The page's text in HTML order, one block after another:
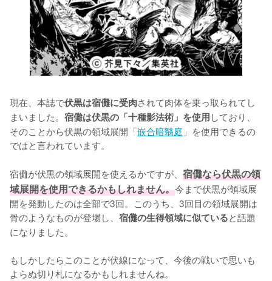
現在、本誌で伏黒は宿儺に受肉されて肉体を乗っ取られてし
まいました。 宿儺は伏黒の「十種影法術」を使用しており、
そのことから伏黒の領域展開「嵌合暗翳庭 」を使用できるの
ではと言われています。
宿儺が伏黒の領域展開を使えるかですが、 宿儺なら伏黒の領
域展開を使用できるかもしれません。今まで伏黒が領域展
開を発動したのは全部で3回。このうち、3回目の領域展開は
骨のようなものが登場し、 宿儺の生得領域に似ていると話題
になりました。
もしかしたらこのことが伏線になって、今後の戦いで思いも
よらぬ切り札になるかもしれませんね。